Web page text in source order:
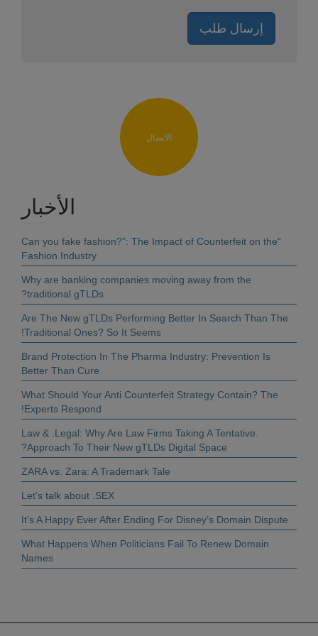
إرسال طلب
الاتصال
الأخبار
“Can you fake fashion?”: The Impact of Counterfeit on the
Fashion Industry
Why are banking companies moving away from the
traditional gTLDs?
Are The New gTLDs Performing Better In Search Than The
Traditional Ones? So It Seems!
Brand Protection In The Pharma Industry: Prevention Is
Better Than Cure
What Should Your Anti Counterfeit Strategy Contain? The
Experts Respond!
.Law & .Legal: Why Are Law Firms Taking A Tentative
Approach To Their New gTLDs Digital Space?
ZARA vs. Zara: A Trademark Tale
Let’s talk about .SEX
It’s A Happy Ever After Ending For Disney’s Domain Dispute
What Happens When Politicians Fail To Renew Domain
Names